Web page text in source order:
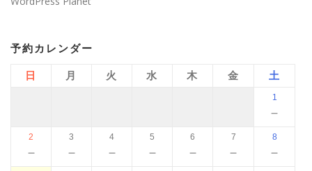
予約カレンダー
日 月 火 水 木 金 土
1
－
2
－
3
－
4
－
5
－
6
－
7
－
8
－